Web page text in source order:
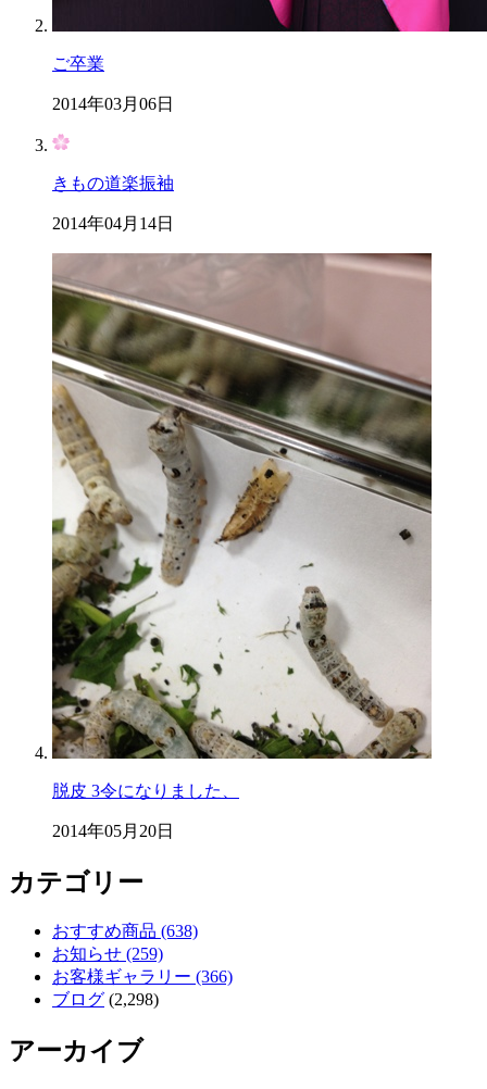
ご卒業
2014年03月06日
きもの道楽振袖
2014年04月14日
脱皮 3令になりました、
2014年05月20日
カテゴリー
おすすめ商品 (638)
お知らせ (259)
お客様ギャラリー (366)
ブログ (2,298)
アーカイブ